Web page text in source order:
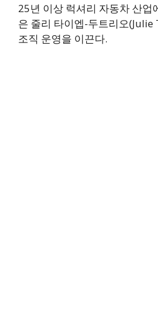
25년 이상 럭셔리 자동차 산업
은 줄리 타이엡-두트리오
조직 운영을 이끈다.